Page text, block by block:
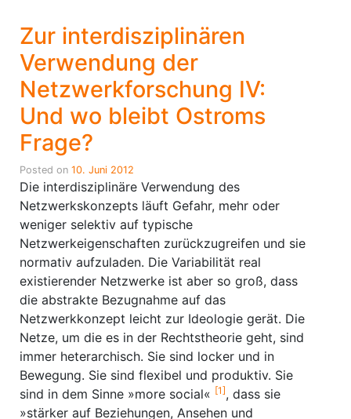
Zur interdisziplinären
Verwendung der
Netzwerkforschung IV:
Und wo bleibt Ostroms
Frage?
Posted on 10. Juni 2012
Die interdisziplinäre Verwendung des
Netzwerkskonzepts läuft Gefahr, mehr oder
weniger selektiv auf typische
Netzwerkeigenschaften zurückzugreifen und sie
normativ aufzuladen. Die Variabilität real
existierender Netzwerke ist aber so groß, dass
die abstrakte Bezugnahme auf das
Netzwerkkonzept leicht zur Ideologie gerät. Die
Netze, um die es in der Rechtstheorie geht, sind
immer heterarchisch. Sie sind locker und in
Bewegung. Sie sind flexibel und produktiv. Sie
sind in dem Sinne »more social« [1], dass sie
»stärker auf Beziehungen, Ansehen und